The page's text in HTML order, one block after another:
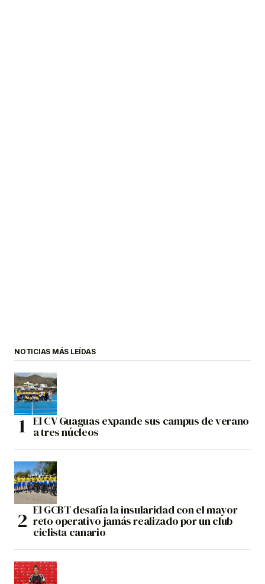
NOTICIAS MÁS LEÍDAS
El CV Guaguas expande sus campus de verano
a tres núcleos
El GCBT desafía la insularidad con el mayor
reto operativo jamás realizado por un club
ciclista canario